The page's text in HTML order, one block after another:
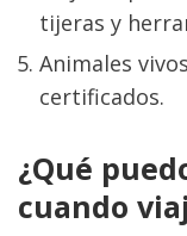
tijeras y
Animales
certificados.
¿Qué
cuando